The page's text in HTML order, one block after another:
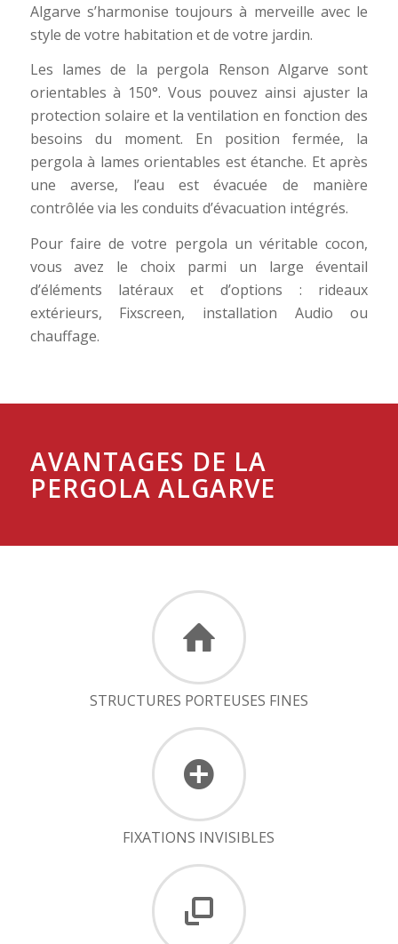
Algarve s’harmonise toujours à merveille avec le
style de votre habitation et de votre jardin.
Les lames de la pergola Renson Algarve sont
orientables à 150°. Vous pouvez ainsi ajuster la
protection solaire et la ventilation en fonction des
besoins du moment. En position fermée, la
pergola à lames orientables est étanche. Et après
une averse, l’eau est évacuée de manière
contrôlée via les conduits d’évacuation intégrés.
Pour faire de votre pergola un véritable cocon,
vous avez le choix parmi un large éventail
d’éléments latéraux et d’options : rideaux
extérieurs, Fixscreen, installation Audio ou
chauffage.
AVANTAGES DE LA
PERGOLA ALGARVE
STRUCTURES PORTEUSES FINES
FIXATIONS INVISIBLES